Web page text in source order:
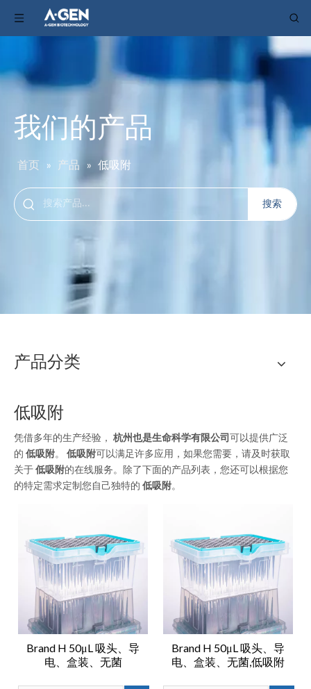
我们的产品
首页 » 产品 » 低吸附
搜索
产品分类
低吸附
凭借多年的生产经验， 杭州也是生命科学有限公司可以提供广泛
的 低吸附。 低吸附可以满足许多应用，如果您需要，请及时获取
关于低吸附的在线服务。除了下面的产品列表，您还可以根据您
的特定需求定制您自己独特的 低吸附。
Brand H 50μL 吸头、导
电、盒装、无菌
Brand H 50μL 吸头、导
电、盒装、无菌,低吸附